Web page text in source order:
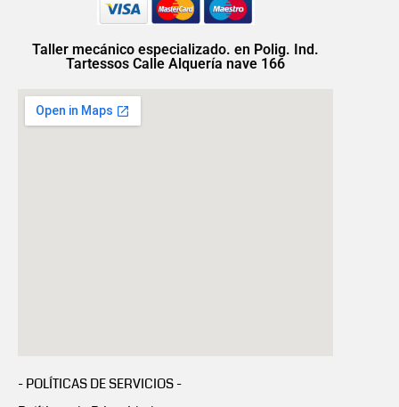
Taller mecánico especializado. en Polig. Ind.
Tartessos Calle Alquería nave 166
- POLÍTICAS DE SERVICIOS -